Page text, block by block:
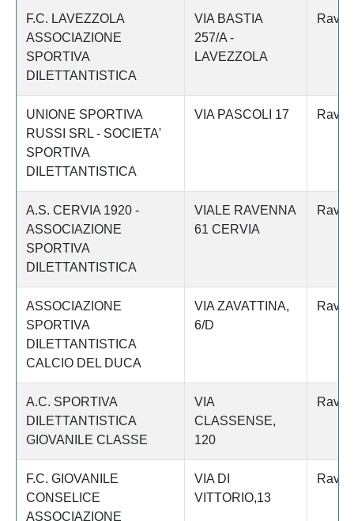
F.C. LAVEZZOLA
ASSOCIAZIONE
SPORTIVA
DILETTANTISTICA
VIA BASTIA
257/A -
LAVEZZOLA
UNIONE SPORTIVA
RUSSI SRL - SOCIETA'
SPORTIVA
DILETTANTISTICA
VIA PASCOLI 17
A.S. CERVIA 1920 -
ASSOCIAZIONE
SPORTIVA
DILETTANTISTICA
VIALE RAVENNA
61 CERVIA
ASSOCIAZIONE
SPORTIVA
DILETTANTISTICA
CALCIO DEL DUCA
VIA ZAVATTINA,
6/D
A.C. SPORTIVA
DILETTANTISTICA
GIOVANILE CLASSE
VIA
CLASSENSE,
120
F.C. GIOVANILE
CONSELICE
ASSOCIAZIONE
VIA DI
VITTORIO,13